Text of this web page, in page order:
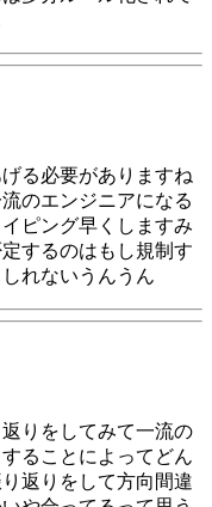
る必要がありますね
のエンジニアになる
ピング早くしますみ
するのはもし規制す
れないうんうん
りをしてみて一流の
ることによってどん
返りをして方向間違